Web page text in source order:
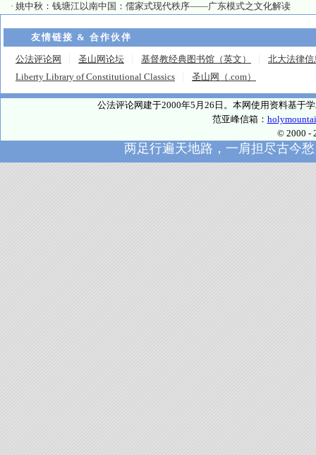
· 姚中秋：钱塘江以南中国：儒家式现代秩序——广东模式之文化解读
友情链接 & 合作伙伴
公法评论网 圣山网论坛 基督教经典图书馆（英文）
北大法律信
Liberty Library of Constitutional Classics
圣山网（.com）
公法评论网建于2000年5月26日。本网使用资料基于
范亚峰信箱：
© 2000 -
两足行遍天地路，一肩担尽古今